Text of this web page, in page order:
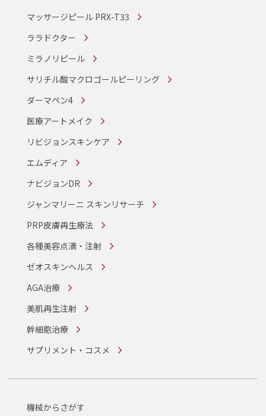
マッサージピール PRX-T33
ララドクター
ミラノリピール
サリチル酸マクロゴールピーリング
ダーマペン4
医療アートメイク
リビジョンスキンケア
エムディア
ナビジョンDR
ジャンマリーニ スキンリサーチ
PRP皮膚再生療法
各種美容点滴・注射
ゼオスキンヘルス
AGA治療
美肌再生注射
幹細胞治療
サプリメント・コスメ
機械からさがす